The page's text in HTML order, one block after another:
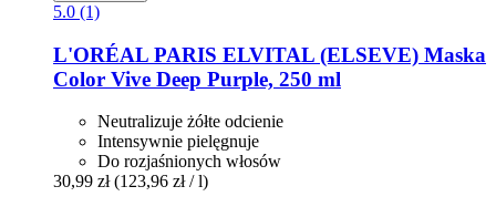
5.0 (1)
L'ORÉAL PARIS ELVITAL (ELSEVE) Maska
Color Vive Deep Purple, 250 ml
Neutralizuje żółte odcienie
Intensywnie pielęgnuje
Do rozjaśnionych włosów
30,99 zł (123,96 zł / l)